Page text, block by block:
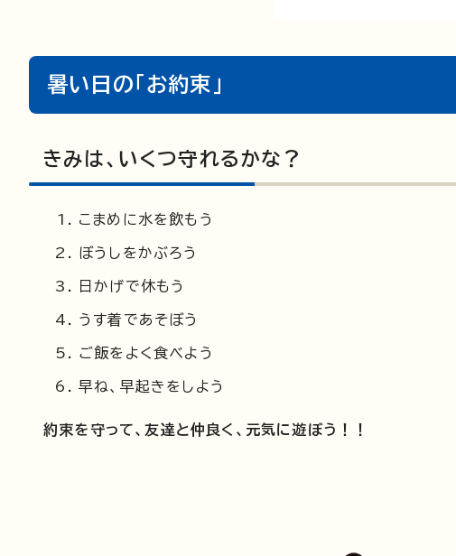
暑い日の「お約束」
きみは、いくつ守れるかな？
こまめに水を飲もう
ぼうしをかぶろう
日かげで休もう
うす着であそぼう
ご飯をよく食べよう
早ね、早起きをしよう
約束を守って、友達と仲良く、元気に遊ぼう！！